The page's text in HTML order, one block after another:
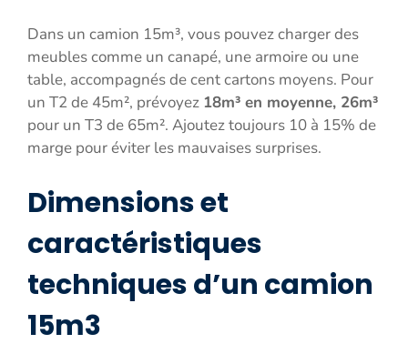
Dans un camion 15m³, vous pouvez charger des
meubles comme un canapé, une armoire ou une
table, accompagnés de cent cartons moyens. Pour
un T2 de 45m², prévoyez 18m³ en moyenne, 26m³
pour un T3 de 65m². Ajoutez toujours 10 à 15% de
marge pour éviter les mauvaises surprises.
Dimensions et
caractéristiques
techniques d’un camion
15m3